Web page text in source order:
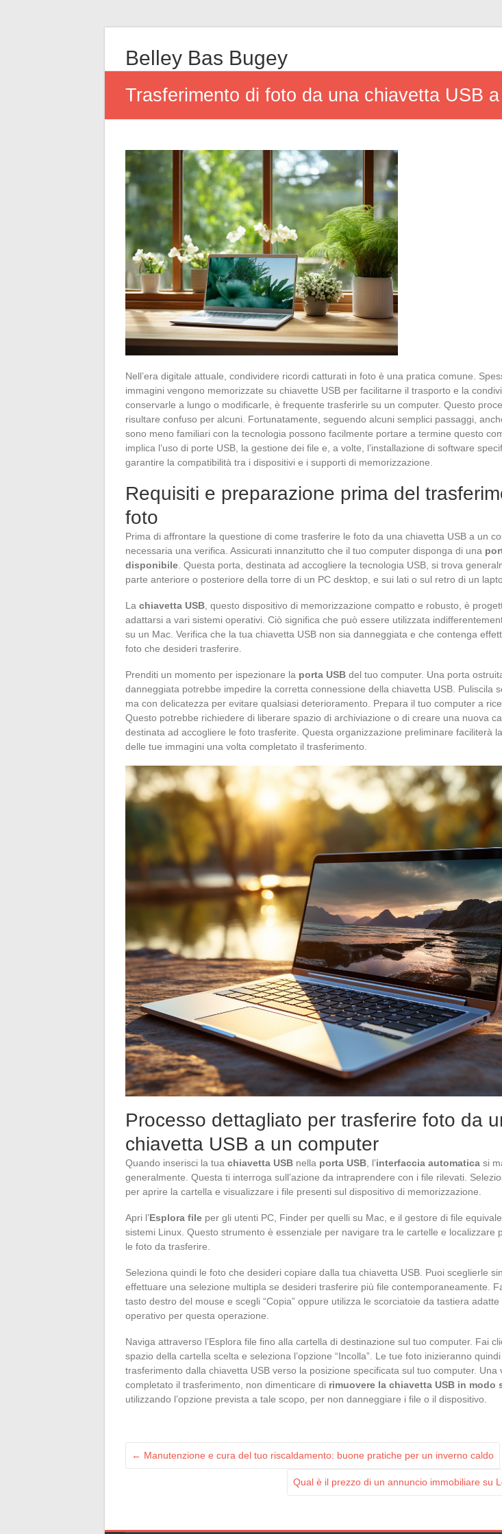
Belley Bas Bugey
Trasferimento di foto da una chiavetta USB
Nell’era digitale attuale, condividere ricordi catturati in foto è una pratica comune.
immagini vengono memorizzate su chiavette USB per facilitarne il trasporto e la
conservarle a lungo o modificarle, è frequente trasferirle su un computer. Questo
risultare confuso per alcuni. Fortunatamente, seguendo alcuni semplici passaggi,
sono meno familiari con la tecnologia possono facilmente portare a termine questo
implica l’uso di porte USB, la gestione dei file e, a volte, l’installazione di software
garantire la compatibilità tra i dispositivi e i supporti di memorizzazione.
Requisiti e preparazione prima del
foto
Prima di affrontare la questione di come trasferire le foto da una chiavetta USB a un
necessaria una verifica. Assicurati innanzitutto che il tuo computer disponga di una
disponibile . Questa porta, destinata ad accogliere la tecnologia USB, si trova
parte anteriore o posteriore della torre di un PC desktop, e sui lati o sul retro di un
La chiavetta USB , questo dispositivo di memorizzazione compatto e robusto, è
adattarsi a vari sistemi operativi. Ciò significa che può essere utilizzata
su un Mac. Verifica che la tua chiavetta USB non sia danneggiata e che contenga
foto che desideri trasferire.
Prenditi un momento per ispezionare la porta USB del tuo computer. Una porta
danneggiata potrebbe impedire la corretta connessione della chiavetta USB. Puliscila
ma con delicatezza per evitare qualsiasi deterioramento. Prepara il tuo computer a
Questo potrebbe richiedere di liberare spazio di archiviazione o di creare una nuova
destinata ad accogliere le foto trasferite. Questa organizzazione preliminare faciliterà
delle tue immagini una volta completato il trasferimento.
Processo dettagliato per trasferire foto da
chiavetta USB a un computer
Quando inserisci la tua chiavetta USB nella porta USB , l’interfaccia automatica si
generalmente. Questa ti interroga sull’azione da intraprendere con i file rilevati.
per aprire la cartella e visualizzare i file presenti sul dispositivo di memorizzazione.
Apri l’Esplora file per gli utenti PC, Finder per quelli su Mac, e il gestore di file
sistemi Linux. Questo strumento è essenziale per navigare tra le cartelle e localizzare
le foto da trasferire.
Seleziona quindi le foto che desideri copiare dalla tua chiavetta USB. Puoi sceglierle
effettuare una selezione multipla se desideri trasferire più file contemporaneamente.
tasto destro del mouse e scegli “Copia” oppure utilizza le scorciatoie da tastiera
operativo per questa operazione.
Naviga attraverso l’Esplora file fino alla cartella di destinazione sul tuo computer. Fai
spazio della cartella scelta e seleziona l’opzione “Incolla”. Le tue foto inizieranno
trasferimento dalla chiavetta USB verso la posizione specificata sul tuo computer. Una
completato il trasferimento, non dimenticare di rimuovere la chiavetta USB in modo
utilizzando l’opzione prevista a tale scopo, per non danneggiare i file o il dispositivo.
← Manutenzione e cura del tuo riscaldamento: buone pratiche per un inverno caldo
Qual è il prezzo di un annuncio immobiliare su